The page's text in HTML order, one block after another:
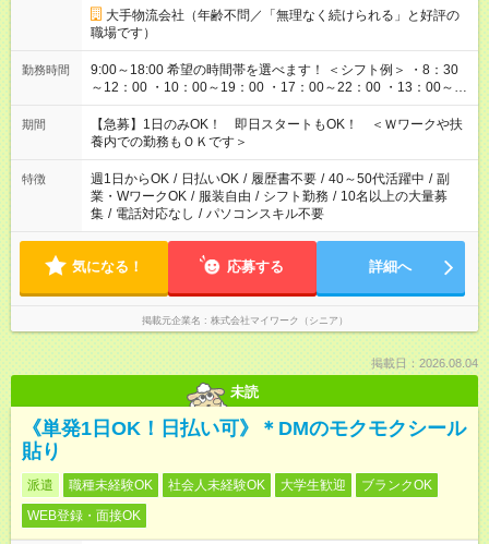
大手物流会社（年齢不問／「無理なく続けられる」と好評の
職場です）
勤務時間
9:00～18:00 希望の時間帯を選べます！ ＜シフト例＞ ・8：30
～12：00 ・10：00～19：00 ・17：00～22：00 ・13：00～
22：00 ・22：00～翌6：00 など
期間
【急募】1日のみOK！ 即日スタートもOK！ ＜Ｗワークや扶
養内での勤務もＯＫです＞
特徴 週1日からOK / 日払いOK / 履歴書不要 / 40～50代活躍中 / 副
業・WワークOK / 服装自由 / シフト勤務 / 10名以上の大量募
集 / 電話対応なし / パソコンスキル不要
気になる！ 応募する 詳細へ
掲載元企業名 株式会社マイワーク（シニア）
掲載日：2026.08.04
未読
《単発1日OK！日払い可》＊DMのモクモクシール
貼り
派遣 職種未経験OK 社会人未経験OK 大学生歓迎
ブランクOK
WEB登録・面接OK